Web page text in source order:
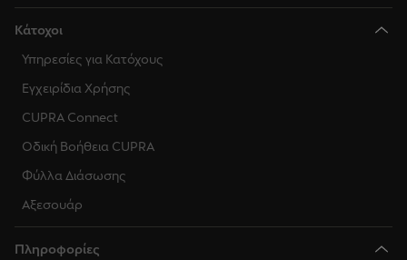
Κάτοχοι
Υπηρεσίες για Κατόχους
Εγχειρίδια Χρήσης
CUPRA Connect
Οδική Βοήθεια CUPRA
Φύλλα Διάσωσης
Αξεσουάρ
Πληροφορίες